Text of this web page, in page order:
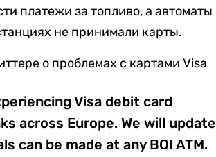
платежи за топливо, а автоматы
не принимали карты.
о проблемах с картами Visa
Visa debit card
across Europe. We will update
can be made at any BOI ATM.